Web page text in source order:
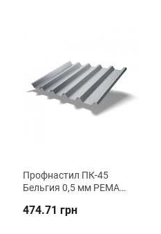
Профнастил ПК-45
Бельгия 0,5 мм PEMA
Металика
474.71 грн